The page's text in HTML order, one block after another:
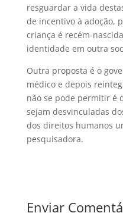
resguardar a vida
de incentivo à adoção,
criança é recém-
identidade em outra
Outra proposta é o
médico e depois
não se pode permitir é
sejam desvinculadas
dos direitos humanos
pesquisadora.
Enviar